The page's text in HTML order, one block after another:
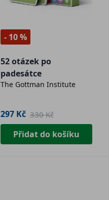
- 10 %
52 otázek po
padesátce
The Gottman Institute
297 Kč 330 Kč
Přidat do košíku